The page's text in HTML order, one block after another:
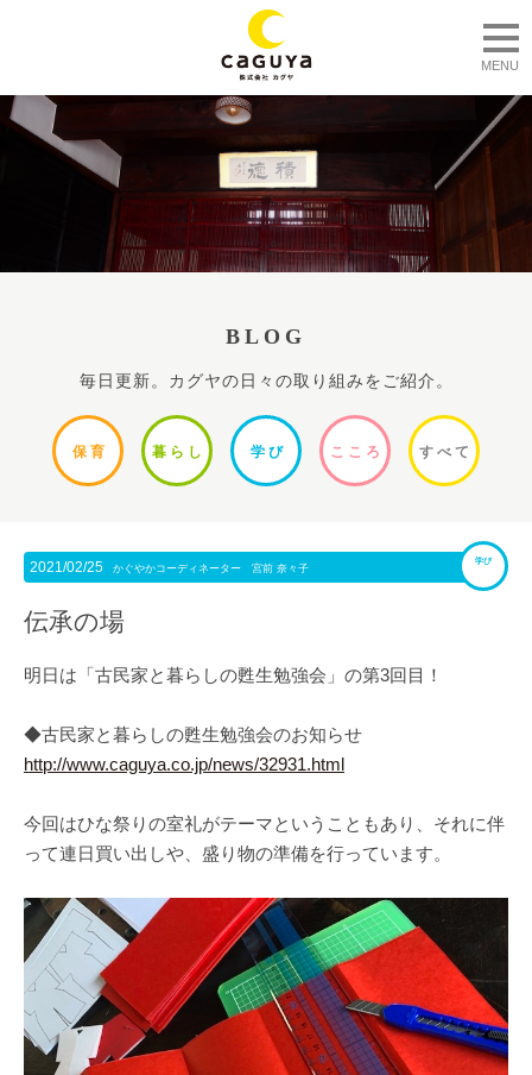
MENU
BLOG
毎日更新。カグヤの日々の取り組みをご紹介。
保 育 暮ら し 学 び ここ ろ すべて
2021/02/25 かぐやかコーディネーター 宮前 奈々子
学び
伝承の場
明日は「古民家と暮らしの甦生勉強会」の第3回目！
◆古民家と暮らしの甦生勉強会のお知らせ
http://www.caguya.co.jp/news/32931.html
今回はひな祭りの室礼がテーマということもあり、それに伴
って連日買い出しや、盛り物の準備を行っています。